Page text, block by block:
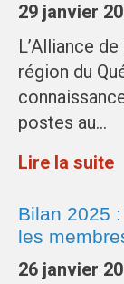
29 janvier
L’Alliance
région du
postes au…
Lire la suite
Bilan 2025
les
26 janvier